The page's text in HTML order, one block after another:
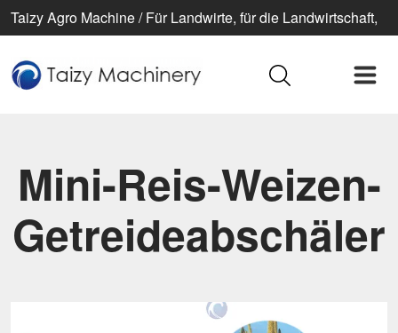
Taizy Agro Machine / Für Landwirte, für die Landwirtschaft,
Mini-Reis-Weizen-
Getreideabschäler